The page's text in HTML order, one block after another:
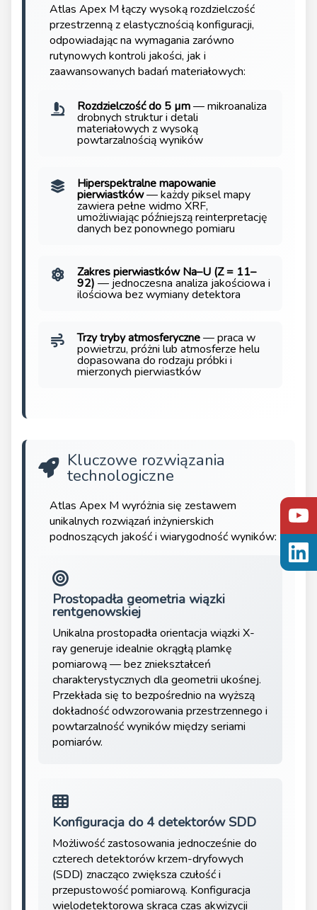
Atlas Apex M łączy wysoką rozdzielczość
przestrzenną z elastycznością konfiguracji,
odpowiadając na wymagania zarówno
rutynowych kontroli jakości, jak i
zaawansowanych badań materiałowych:
Rozdzielczość do 5 µm— mikroanaliza
drobnych struktur i detali
materiałowych z wysoką
powtarzalnością wyników
Hiperspektralne mapowanie
pierwiastków— każdy piksel mapy
zawiera pełne widmo XRF,
umożliwiając późniejszą reinterpretację
danych bez ponownego pomiaru
Zakres pierwiastków Na–U (Z = 11–
92) — jednoczesna analiza jakościowa i
ilościowa bez wymiany detektora
Trzy tryby atmosferyczne— praca w
powietrzu, próżni lub atmosferze helu
dopasowana do rodzaju próbki i
mierzonych pierwiastków
Kluczowe rozwiązania
technologiczne
Atlas Apex M wyróżnia się zestawem
unikalnych rozwiązań inżynierskich
podnoszących jakość i wiarygodność wyników:
Prostopadła geometria wiązki
rentgenowskiej
Unikalna prostopadła orientacja wiązki X-
ray generuje idealnie okrągłą plamkę
pomiarową — bez zniekształceń
charakterystycznych dla geometrii ukośnej.
Przekłada się to bezpośrednio na wyższą
dokładność odwzorowania przestrzennego i
powtarzalność wyników między seriami
pomiarów.
Konfiguracja do 4 detektorów SDD
Możliwość zastosowania jednocześnie do
czterech detektorów krzem-dryfowych
(SDD) znacząco zwiększa czułość i
przepustowość pomiarową. Konfiguracja
wielodetektorowa skraca czas akwizycji